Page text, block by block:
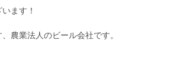
ます！
農業法人のビール会社です。